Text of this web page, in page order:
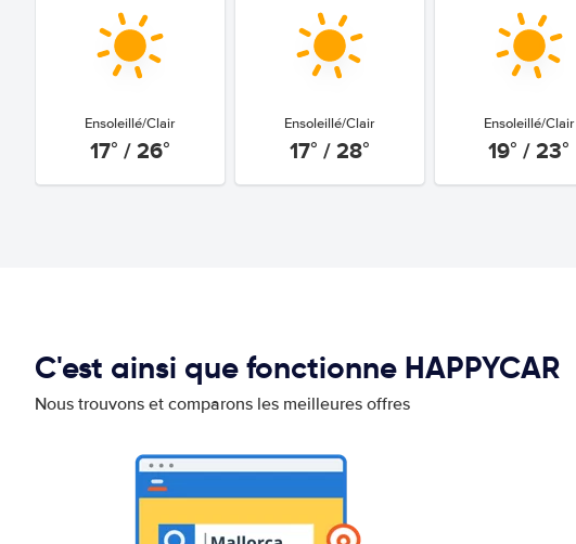
Ensoleillé/Clair
17° / 26°
Ensoleillé/Clair
17° / 28°
Ensoleillé/Clair
19° / 23°
C'est ainsi que fonctionne HAPPYCAR
Nous trouvons et comparons les meilleures offres